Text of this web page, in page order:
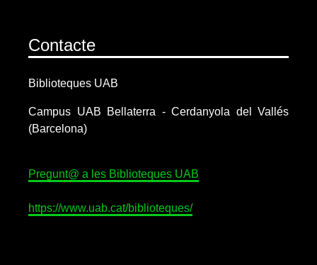
Contacte
Biblioteques UAB
Campus UAB Bellaterra - Cerdanyola del Vallés
(Barcelona)
Pregunt@ a les Biblioteques UAB
https://www.uab.cat/biblioteques/